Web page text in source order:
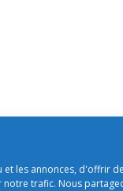
et les annonces, d'offrir
notre trafic. Nous